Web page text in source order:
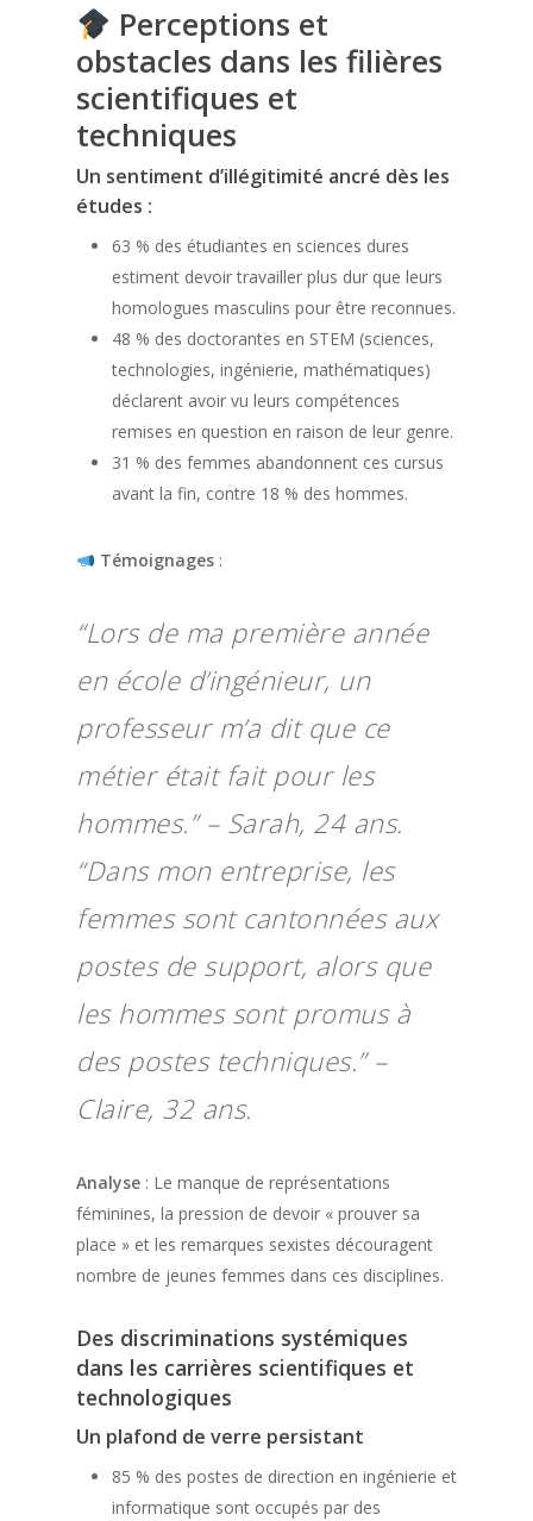
Perceptions et
obstacles dans les filières
scientifiques et
techniques
Un sentiment d’illégitimité ancré dès les
études :
63 % des étudiantes en sciences dures
estiment devoir travailler plus dur que leurs
homologues masculins pour être reconnues.
48 % des doctorantes en STEM (sciences,
technologies, ingénierie, mathématiques)
déclarent avoir vu leurs compétences
remises en question en raison de leur genre.
31 % des femmes abandonnent ces cursus
avant la fin, contre 18 % des hommes.
Témoignages:
“Lors de ma première année
en école d’ingénieur, un
professeur m’a dit que ce
métier était fait pour les
hommes.” – Sarah, 24 ans.
“Dans mon entreprise, les
femmes sont cantonnées aux
postes de support, alors que
les hommes sont promus à
des postes techniques.” –
Claire, 32 ans.
Analyse : Le manque de représentations
féminines, la pression de devoir « prouver sa
place » et les remarques sexistes découragent
nombre de jeunes femmes dans ces disciplines.
Des discriminations systémiques
dans les carrières scientifiques et
technologiques
Un plafond de verre persistant
85 % des postes de direction en ingénierie et
informatique sont occupés par des